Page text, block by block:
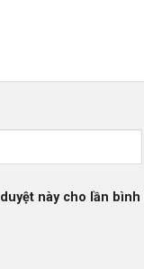
này cho lần